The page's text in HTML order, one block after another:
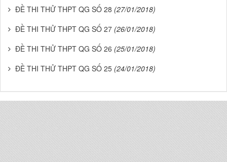
ĐỀ THI THỬ THPT QG SỐ 28 (27/01/2018)
ĐỀ THI THỬ THPT QG SỐ 27 (26/01/2018)
ĐỀ THI THỬ THPT QG SỐ 26 (25/01/2018)
ĐỀ THI THỬ THPT QG SỐ 25 (24/01/2018)